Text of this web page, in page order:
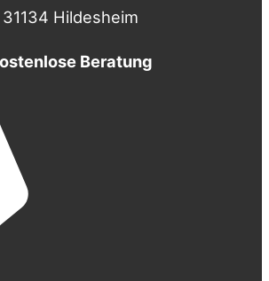
31134 Hildesheim
Beratung